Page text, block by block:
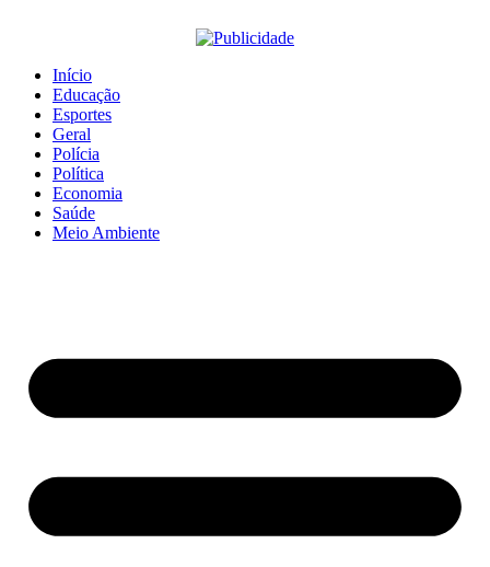
Início
Educação
Esportes
Geral
Polícia
Política
Economia
Saúde
Meio Ambiente